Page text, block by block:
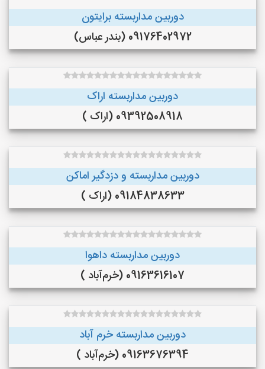
دوربین مداربسته برایتون
09176402972 (بندر عباس)
دوربین مداربسته اراک
09392508918 (اراک )
دوربین مداربسته و دزدگیر اماکن
09184838633 (اراک )
دوربین مداربسته داهوا
09163616107 (خرم‌آباد )
دوربین مداربسته خرم آباد
09163676394 (خرم‌آباد )